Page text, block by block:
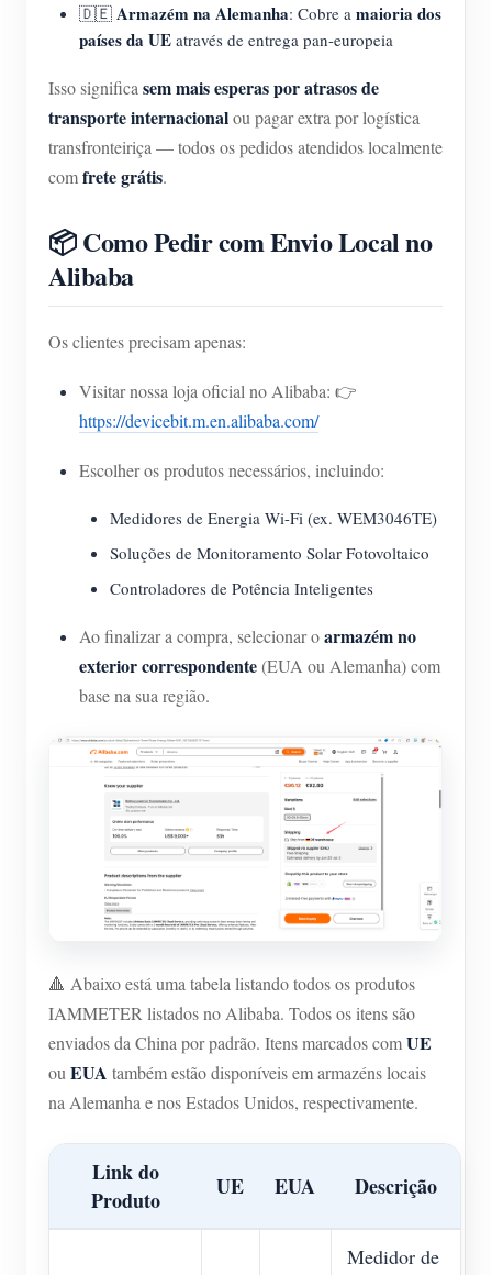
🇩🇪 Armazém na Alemanha: Cobre a maioria dos
países da UE através de entrega pan-europeia
Isso significasem mais esperas por atrasos de
transporte internacionalou pagar extra por logística
transfronteiriça — todos os pedidos atendidos localmente
comfrete grátis.
📦 Como Pedir com Envio Local no
Alibaba
Os clientes precisam apenas:
Visitar nossa loja oficial no Alibaba: 👉
https://devicebit.m.en.alibaba.com/
Escolher os produtos necessários, incluindo:
Medidores de Energia Wi-Fi (ex. WEM3046TE)
Soluções de Monitoramento Solar Fotovoltaico
Controladores de Potência Inteligentes
Ao finalizar a compra, selecionar oarmazém no
exterior correspondente(EUA ou Alemanha) com
base na sua região.
🔺 Abaixo está uma tabela listando todos os produtos
IAMMETER listados no Alibaba. Todos os itens são
enviados da China por padrão. Itens marcados comUE
ou EUA também estão disponíveis em armazéns locais
na Alemanha e nos Estados Unidos, respectivamente.
Link do
Produto
UE EUA Descrição
Medidor de